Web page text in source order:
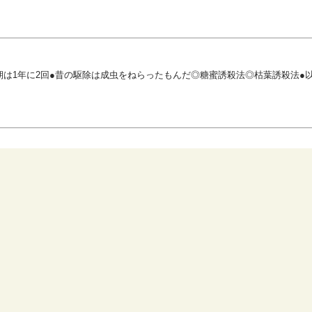
1年に2回●昔の駆除は成虫をねらったもんだ◎糖蜜誘殺法◎枯葉誘殺法●